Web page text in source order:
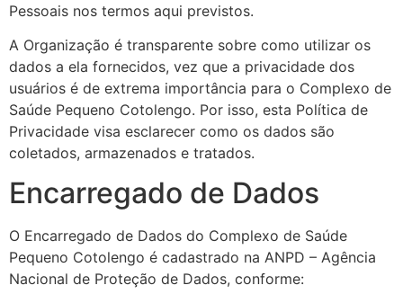
Pessoais nos termos aqui previstos.
A Organização é transparente sobre como utilizar os
dados a ela fornecidos, vez que a privacidade dos
usuários é de extrema importância para o Complexo de
Saúde Pequeno Cotolengo. Por isso, esta Política de
Privacidade visa esclarecer como os dados são
coletados, armazenados e tratados.
Encarregado de Dados
O Encarregado de Dados do Complexo de Saúde
Pequeno Cotolengo é cadastrado na ANPD – Agência
Nacional de Proteção de Dados, conforme: